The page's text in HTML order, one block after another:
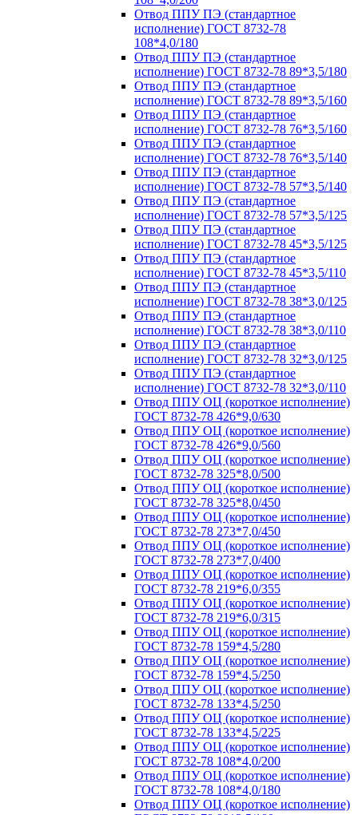
Отвод ППУ ПЭ (стандартное
исполнение) ГОСТ 8732-78
108*4,0/180
Отвод ППУ ПЭ (стандартное
исполнение) ГОСТ 8732-78 89*3,5/180
Отвод ППУ ПЭ (стандартное
исполнение) ГОСТ 8732-78 89*3,5/160
Отвод ППУ ПЭ (стандартное
исполнение) ГОСТ 8732-78 76*3,5/160
Отвод ППУ ПЭ (стандартное
исполнение) ГОСТ 8732-78 76*3,5/140
Отвод ППУ ПЭ (стандартное
исполнение) ГОСТ 8732-78 57*3,5/140
Отвод ППУ ПЭ (стандартное
исполнение) ГОСТ 8732-78 57*3,5/125
Отвод ППУ ПЭ (стандартное
исполнение) ГОСТ 8732-78 45*3,5/125
Отвод ППУ ПЭ (стандартное
исполнение) ГОСТ 8732-78 45*3,5/110
Отвод ППУ ПЭ (стандартное
исполнение) ГОСТ 8732-78 38*3,0/125
Отвод ППУ ПЭ (стандартное
исполнение) ГОСТ 8732-78 38*3,0/110
Отвод ППУ ПЭ (стандартное
исполнение) ГОСТ 8732-78 32*3,0/125
Отвод ППУ ПЭ (стандартное
исполнение) ГОСТ 8732-78 32*3,0/110
Отвод ППУ ОЦ (короткое исполнение)
ГОСТ 8732-78 426*9,0/630
Отвод ППУ ОЦ (короткое исполнение)
ГОСТ 8732-78 426*9,0/560
Отвод ППУ ОЦ (короткое исполнение)
ГОСТ 8732-78 325*8,0/500
Отвод ППУ ОЦ (короткое исполнение)
ГОСТ 8732-78 325*8,0/450
Отвод ППУ ОЦ (короткое исполнение)
ГОСТ 8732-78 273*7,0/450
Отвод ППУ ОЦ (короткое исполнение)
ГОСТ 8732-78 273*7,0/400
Отвод ППУ ОЦ (короткое исполнение)
ГОСТ 8732-78 219*6,0/355
Отвод ППУ ОЦ (короткое исполнение)
ГОСТ 8732-78 219*6,0/315
Отвод ППУ ОЦ (короткое исполнение)
ГОСТ 8732-78 159*4,5/280
Отвод ППУ ОЦ (короткое исполнение)
ГОСТ 8732-78 159*4,5/250
Отвод ППУ ОЦ (короткое исполнение)
ГОСТ 8732-78 133*4,5/250
Отвод ППУ ОЦ (короткое исполнение)
ГОСТ 8732-78 133*4,5/225
Отвод ППУ ОЦ (короткое исполнение)
ГОСТ 8732-78 108*4,0/200
Отвод ППУ ОЦ (короткое исполнение)
ГОСТ 8732-78 108*4,0/180
Отвод ППУ ОЦ (короткое исполнение)